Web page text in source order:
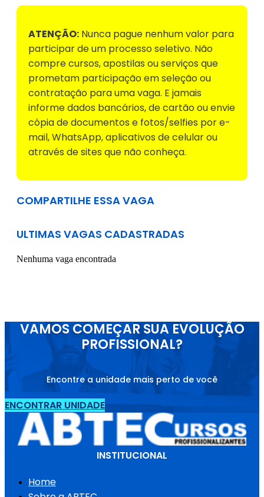
ATENÇÃO: Nunca pague nenhum valor para
participar de um processo seletivo. Não
compre cursos, apostilas ou serviços que
prometam participação em seleção ou
contratação para uma vaga. E jamais
informe dados bancários, de cartão ou envie
cópia de documentos e fotos/selfies por e-
mail, WhatsApp, aplicativos de celular ou
através de sites que não conheça.
COMPARTILHE ESSA VAGA
ULTIMAS VAGAS CADASTRADAS
Nenhuma vaga encontrada
VAMOS COMEÇAR SUA EVOLUÇÃO
PROFISSIONAL?
Encontre a unidade mais perto de você
ENCONTRAR UNIDADE
INSTITUCIONAL
Home